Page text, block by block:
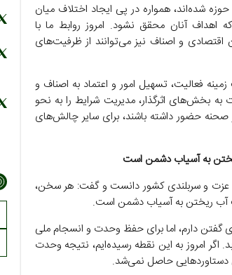
شده‌اند، همواره در پی ایجاد اختلاف میان
اهداف آنان محقق نشود. امروز روابط ما با
اقتصادی و اصناف نیز می‌توانند از ظرفیت‌های
فعالیت، تسهیل امور و اعتماد به اصناف و
به بخش‌های اثرگذار، مدیریت شرایط را به نحو
حضور داشته باشند، برای سایر چالش‌های
به آسیاب دشمن است
عزت و سربلندی کشور دانست و گفت: هر سخن،
آب ریختن به آسیاب دشمن است.
گفتن دارم، اما برای حفظ وحدت و انسجام ملی
اگر امروز به این نقطه رسیده‌ایم، نتیجه وحدت
دستاوردهایی حاصل نمی‌شد.